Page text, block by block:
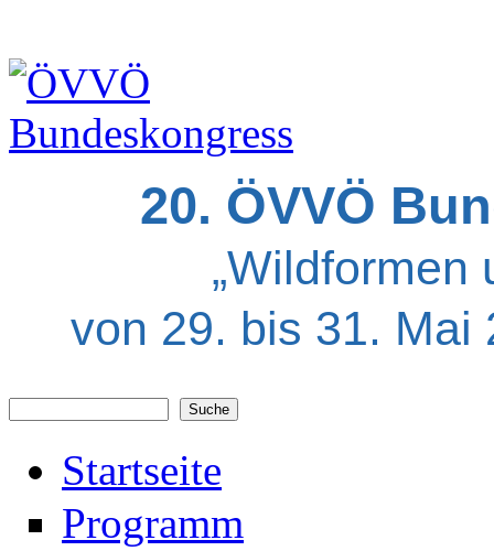
20. ÖVVÖ
„Wildformen
von 29. bis 31. Mai
Startseite
Programm